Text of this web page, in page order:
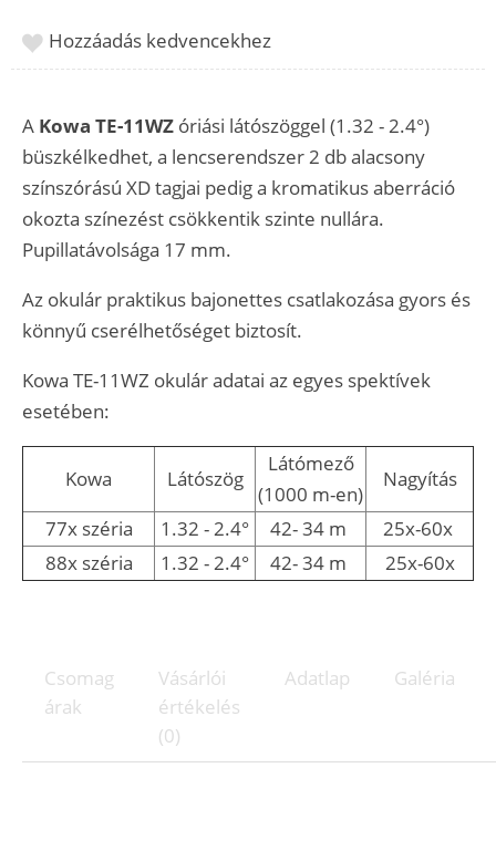
Hozzáadás kedvencekhez
A Kowa TE-11WZ óriási látószöggel (1.32 - 2.4°)
büszkélkedhet, a lencserendszer 2 db alacsony
színszórású XD tagjai pedig a kromatikus aberráció
okozta színezést csökkentik szinte nullára.
Pupillatávolsága 17 mm.
Az okulár praktikus bajonettes csatlakozása gyors és
könnyű cserélhetőséget biztosít.
Kowa TE-11WZ okulár adatai az egyes spektívek
esetében:
Kowa Látószög
Látómező
(1000 m-en)
Nagyítás
77x széria
1.32 - 2.4° 42- 34 m
25x-60x
88x széria
1.32 - 2.4° 42- 34 m 25x-60x
Csomag
árak
Vásárlói
értékelés
(0)
Adatlap Galéria